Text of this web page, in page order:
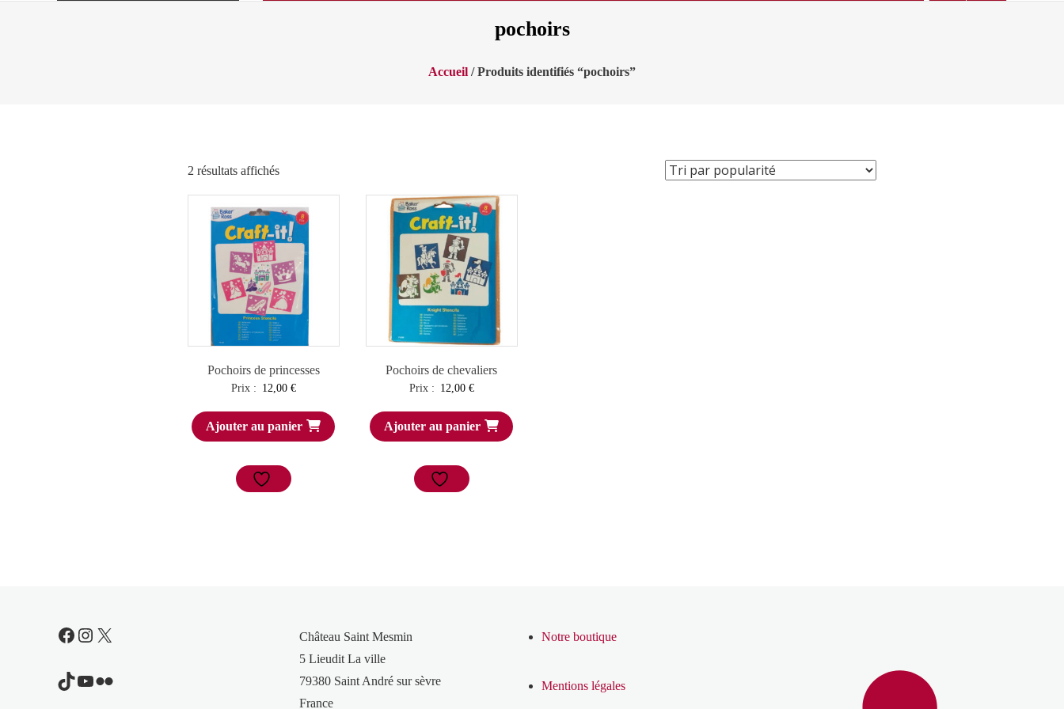
pochoirs
Accueil / Produits identifiés “pochoirs”
2 résultats affichésTrié
par
popularité
Pochoirs de princesses
Prix : 12,00 €
Ajouter au panier
Pochoirs de chevaliers
Prix : 12,00 €
Ajouter au panier
Facebook
Instagram
X
TikTok
YouTube
Flickr
Château Saint Mesmin
5 Lieudit La ville
79380 Saint André sur sèvre
France
Notre boutique
Mentions légales